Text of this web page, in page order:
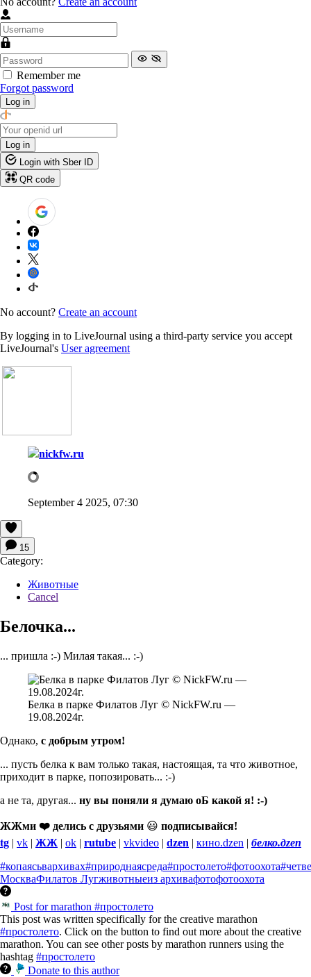
Remember me
Forgot password
Log in
Log in
Login with Sber ID
QR code
No account? Create an account
By logging in to LiveJournal using a third-party service you accept
LiveJournal's User agreement
nickfw.ru
September 4 2025, 07:30
15
Category:
Животные
Cancel
Белочка...
... пришла :-) Милая такая... :-)
Белка в парке Филатов Луг © NickFW.ru —
19.08.2024г.
Однако, с добрым утром!
... пусть белка к вам только такая, настоящая, та что животное,
приходит в парке, попозировать... :-)
а не та, другая... ну вы поняли я думаю оБ какой я! :-)
ЖЖми ❤️ делись с друзьями 😃 подписывайся!
tg | vk | ЖЖ | ok | rutube | vkvideo | dzen | кино.dzen | белко.дzen
#копаясьвархивах#природнаясреда#простолето#фотоохота
МоскваФилатов Лугживотныеиз архивафотофотоохота
Post for marathon #простолето
This post was written specifically for the creative marathon
#простолето. Click on the button to find out more about the creative
marathon. You can see other posts by marathon runners using the
hashtag #простолето
Donate to this author